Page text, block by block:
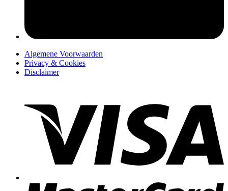
Algemene Voorwaarden
Privacy & Cookies
Disclaimer